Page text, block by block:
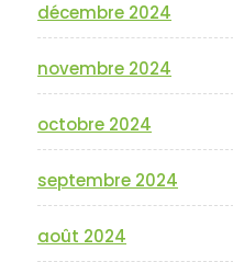
décembre 2024
novembre 2024
octobre 2024
septembre 2024
août 2024